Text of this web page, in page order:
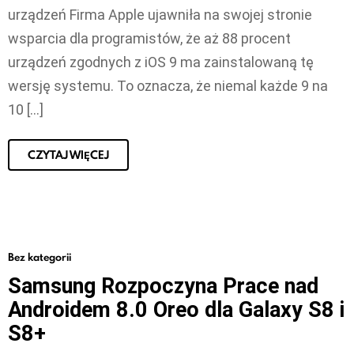
urządzeń Firma Apple ujawniła na swojej stronie
wsparcia dla programistów, że aż 88 procent
urządzeń zgodnych z iOS 9 ma zainstalowaną tę
wersję systemu. To oznacza, że niemal każde 9 na
10 […]
CZYTAJ WIĘCEJ
Bez kategorii
Samsung Rozpoczyna Prace nad
Androidem 8.0 Oreo dla Galaxy S8 i
S8+